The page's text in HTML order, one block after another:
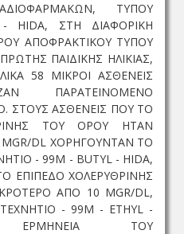
ΤΥΠΟΥ
HIDA, ΣΤΗ ΔΙΑΦΟΡΙΚΗ
ΑΠΟΦΡΑΚΤΙΚΟΥ ΤΥΠΟΥ
ΠΑΙΔΙΚΗΣ ΗΛΙΚΙΑΣ,
58 ΜΙΚΡΟΙ ΑΣΘΕΝΕΙΣ
ΠΑΡΑΤΕΙΝΟΜΕΝΟ
ΣΤΟΥΣ ΑΣΘΕΝΕΙΣ ΠΟΥ ΤΟ
ΤΟΥ ΟΡΟΥ ΗΤΑΝ
DL ΧΟΡΗΓΟΥΝΤΑΝ ΤΟ
- 99M - BUTYL - HIDA,
ΕΠΙΠΕΔΟ ΧΟΛΕΡΥΘΡΙΝΗΣ
ΑΠΟ 10 MGR/DL,
- 99M - ETHYL -
ΤΟΥ